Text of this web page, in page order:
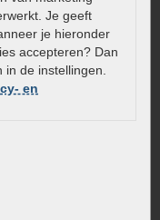
Je geeft
je hieronder
accepteren? Dan
de instellingen.
en